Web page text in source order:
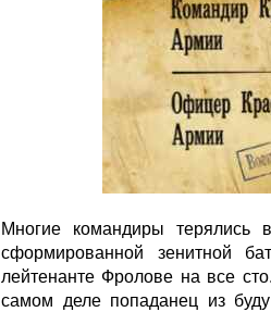
Многие командиры
сформированной зенитной
лейтенанте Фролове на все
самом деле попаданец из